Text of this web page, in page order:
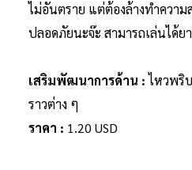
ไม่อันตราย แต่ต้องล้างทำควา
ปลอดภัยนะจ๊ะ สามารถเล่นได้ย
เสริมพัฒนาการด้าน :ไหวพริ
ราวต่าง ๆ
ราคา : 1.20 USD